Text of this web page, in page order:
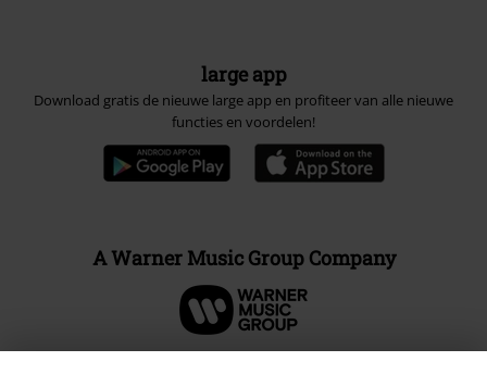
large app
Download gratis de nieuwe large app en profiteer van alle nieuwe
functies en voordelen!
A Warner Music Group Company